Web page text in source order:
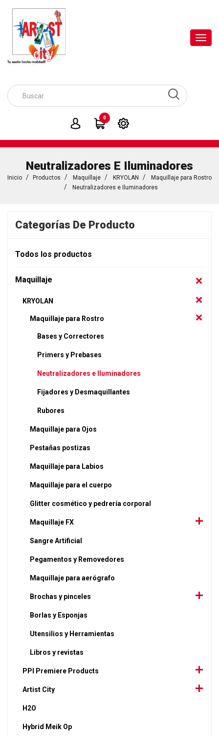
0
Neutralizadores E Iluminadores
Inicio Productos Maquillaje KRYOLAN
Maquillaje para Rostro
Neutralizadores e Iluminadores
Categorías De Producto
Todos los productos
Maquillaje
KRYOLAN
Maquillaje para Rostro
Bases y Correctores
Primers y Prebases
Neutralizadores e Iluminadores
Fijadores y Desmaquillantes
Rubores
Maquillaje para Ojos
Pestañas postizas
Maquillaje para Labios
Maquillaje para el cuerpo
Glitter cosmético y pedrería corporal
Maquillaje FX
Sangre Artificial
Pegamentos y Removedores
Maquillaje para aerógrafo
Brochas y pinceles
Borlas y Esponjas
Utensilios y Herramientas
Libros y revistas
PPI Premiere Products
Artist City
H2O
Hybrid Meik Op